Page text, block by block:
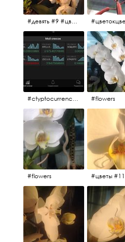
#девять #9 #цветы
#ctyptocurrency #btc #eth #flowers
#flowers